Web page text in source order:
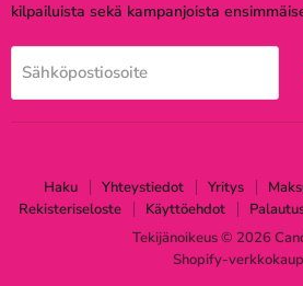
kilpailuista sekä kampanjoista
Sähköpostiosoite
Haku Yhteystiedot Yritys
Rekisteriseloste
Käyttöehdot
Tekijänoikeus © 2026
Shopify-